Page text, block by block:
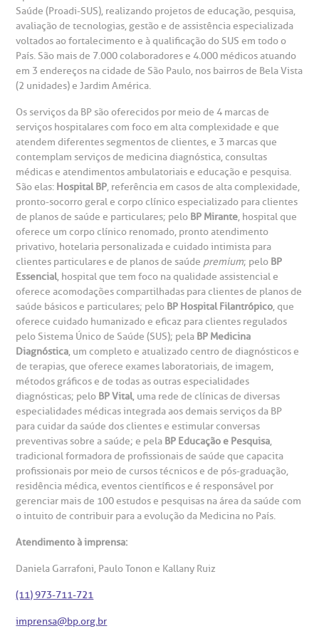
Saúde (Proadi-SUS), realizando projetos de educação, pesquisa,
avaliação de tecnologias, gestão e de assistência especializada
voltados ao fortalecimento e à qualificação do SUS em todo o
País. São mais de 7.000 colaboradores e 4.000 médicos atuando
em 3 endereços na cidade de São Paulo, nos bairros de Bela Vista
(2 unidades) e Jardim América.
Os serviços da BP são oferecidos por meio de 4 marcas de
serviços hospitalares com foco em alta complexidade e que
atendem diferentes segmentos de clientes, e 3 marcas que
contemplam serviços de medicina diagnóstica, consultas
médicas e atendimentos ambulatoriais e educação e pesquisa.
São elas: Hospital BP, referência em casos de alta complexidade,
pronto-socorro geral e corpo clínico especializado para clientes
de planos de saúde e particulares; pelo BP Mirante, hospital que
oferece um corpo clínico renomado, pronto atendimento
privativo, hotelaria personalizada e cuidado intimista para
clientes particulares e de planos de saúde premium; pelo BP
Essencial, hospital que tem foco na qualidade assistencial e
oferece acomodações compartilhadas para clientes de planos de
saúde básicos e particulares; pelo BP Hospital Filantrópico, que
oferece cuidado humanizado e eficaz para clientes regulados
pelo Sistema Único de Saúde (SUS); pela BP Medicina
Diagnóstica, um completo e atualizado centro de diagnósticos e
de terapias, que oferece exames laboratoriais, de imagem,
métodos gráficos e de todas as outras especialidades
diagnósticas; pelo BP Vital, uma rede de clínicas de diversas
especialidades médicas integrada aos demais serviços da BP
para cuidar da saúde dos clientes e estimular conversas
preventivas sobre a saúde; e pela BP Educação e Pesquisa,
tradicional formadora de profissionais de saúde que capacita
profissionais por meio de cursos técnicos e de pós-graduação,
residência médica, eventos científicos e é responsável por
gerenciar mais de 100 estudos e pesquisas na área da saúde com
o intuito de contribuir para a evolução da Medicina no País.
Atendimento à imprensa:
Daniela Garrafoni, Paulo Tonon e Kallany Ruiz
(11) 973-711-721
imprensa@bp.org.br